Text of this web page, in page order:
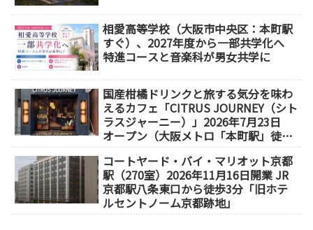
相愛高等学校（大阪市中央区：本町駅
すぐ）、2027年度から一部共学化へ
特進コースと音楽科が男女共学に
国産柑橘ドリンクと旅する気分を味わ
えるカフェ「CITRUS JOURNEY（シト
ラスジャーニー）」2026年7月23日
オープン（大阪メトロ「本町駅」徒歩
コートヤード・バイ・マリオット京都
駅（270室）2026年11月16日開業 JR
京都駅八条東口から徒歩3分「旧ホテ
ルセントノーム京都跡地」